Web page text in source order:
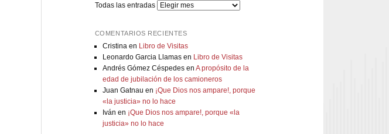
Todas las entradas
COMENTARIOS RECIENTES
Cristinaen Libro de Visitas
Leonardo Garcia Llamasen Libro de Visitas
Andrés Gómez Céspedesen A propósito de la
edad de jubilación de los camioneros
Juan Gatnau en ¡Que Dios nos ampare!, porque
«la justicia» no lo hace
Iván en ¡Que Dios nos ampare!, porque «la
justicia» no lo hace